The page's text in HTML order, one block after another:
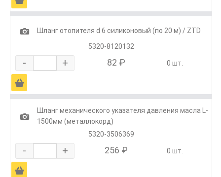
1
Шланг отопителя d 6 силиконовый (по 20 м) / ZTD
5320-8120132
- + 82 ₽ 0 шт.
Ä
1
Шланг механического указателя давления масла L-
1500мм (металлокорд)
5320-3506369
- + 256 ₽ 0 шт.
Ä